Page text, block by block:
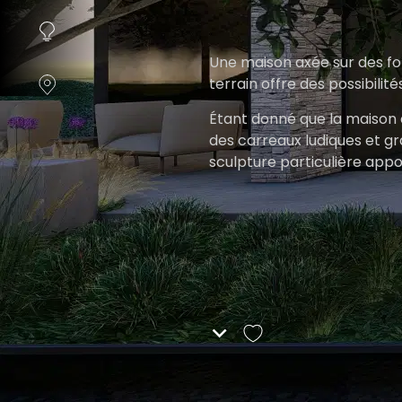
Une maison axée sur des
terrain offre des
Étant donné que la
des carreaux ludiques et
sculpture particulière
arrondis dans les murs
touche douce.
Dans le jardin arrière, un
arbres persistants placés
vertes caractéristiques à
sécurité et clôturant
La piscine est située au
l'espace. Le volet roulant
salon avec une table de
instellen.
COOKIE-
INSTELLINGEN
ALLES
AFWIJZEN
ALLE
COOKIES
ACCEPTEREN